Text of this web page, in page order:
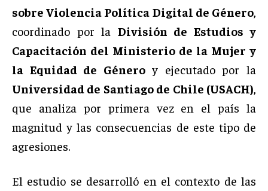
sobre Violencia Política Digital de Género
coordinado por la División de Estudios y
Capacitación del Ministerio de la Mujer y
la Equidad de Géneroy ejecutado por la
Universidad de Santiago de Chile (USACH)
que analiza por primera vez en el país la
magnitud y las consecuencias de este tipo de
agresiones.
El estudio se desarrolló en el contexto de las